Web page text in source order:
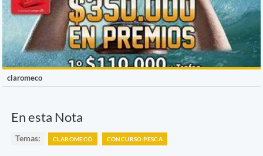
claromeco
En esta Nota
Temas: CLAROMECÓ CONCURSO PESCA